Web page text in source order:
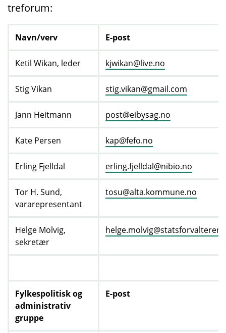
treforum:
Navn/verv E-post
Ketil Wikan, leder kjwikan@live.no
Stig Vikan stig.vikan@gmail.com
Jann Heitmann post@eibysag.no
Kate Persen kap@fefo.no
Erling Fjelldal erling.fjelldal@nibio.no
Tor H. Sund,
vararepresentant
tosu@alta.kommune.no
Helge Molvig,
sekretær
Fylkespolitisk og
administrativ
gruppe
E-post